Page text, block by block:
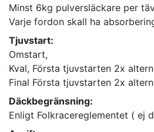
Minst 6kg pulversläckare per
Varje fordon skall ha
Tjuvstart:
Omstart,
Kval, Första tjuvstarten 2x
Final Första tjuvstarten 2x
Däckbegränsning:
Enligt Folkracereglementet ( ej